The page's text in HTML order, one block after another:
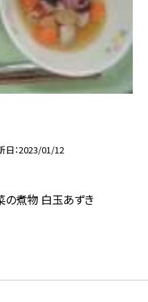
日 2023/01/12
の煮物 白玉あずき